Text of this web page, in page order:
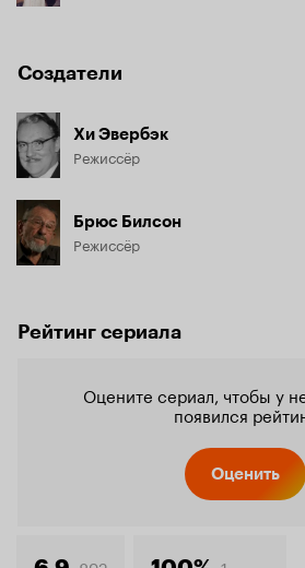
Создатели
Хи Эвербэк
Режиссёр
Брюс Билсон
Режиссёр
Рейтинг сериала
Оцените сериал, чтобы у
появился
Оценить